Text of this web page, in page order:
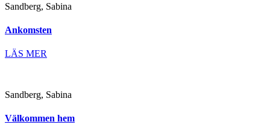
Sandberg, Sabina
Ankomsten
LÄS MER
Sandberg, Sabina
Välkommen hem